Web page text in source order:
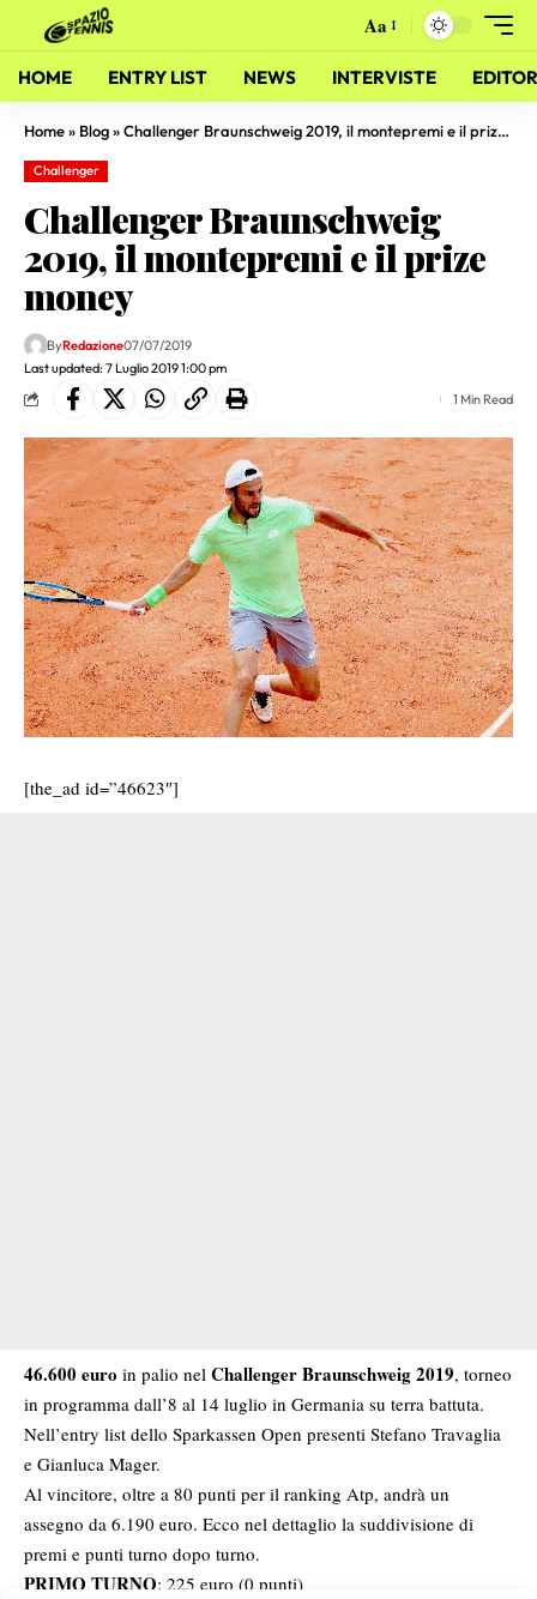
Aa
HOME ENTRY LIST NEWS INTERVISTE
Home» Blog»Challenger Braunschweig 2019, il montepremi e il prize money
Challenger
Challenger Braunschweig
2019, il montepremi e il prize
money
Last updated: 7 Luglio 2019 1:00 pm
ByRedazione07/07/2019
1 Min Read
[the_ad id=”46623″]
46.600 euro in palio nel Challenger Braunschweig 2019, torneo
in programma dall’8 al 14 luglio in Germania su terra battuta.
Nell’entry list dello Sparkassen Open presenti Stefano Travaglia
e Gianluca Mager.
Al vincitore, oltre a 80 punti per il ranking Atp, andrà un
assegno da 6.190 euro. Ecco nel dettaglio la suddivisione di
premi e punti turno dopo turno.
PRIMO TURNO: 225 euro (0 punti)